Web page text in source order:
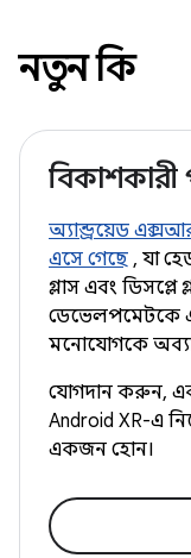
নতুন কি
অ্যান্ড্রয়েড
এসে গেছে , যা
গ্লাস এবং ডিসপ্লে
মনোযোগকে
যোগদান করুন,
Android XR-এ
একজন হোন।